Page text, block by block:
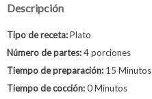
Descripción
Tipo de receta:Plato
Número de partes:4 porciones
Tiempo de preparación: 15 Minutos
Tiempo de cocción:0 Minutos